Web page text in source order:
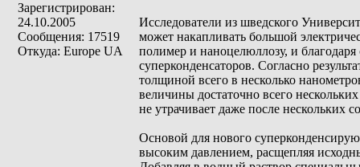
Зарегистрирован:
24.10.2005
Сообщения: 17519
Откуда: Europe UA
Исследователи из шведского
может накапливать большой
полимер и наноцелюллозу, и
суперконденсаторов. Согласно
толщиной всего в несколько
величины достаточно всего
не утрачивает даже после нескольких
Основой для нового
высоким давлением, расщепляя